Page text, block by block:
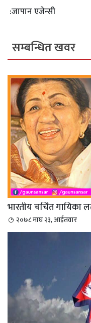
:जापान एजेन्सी
सम्बन्धित खवर
भारतीय चर्चित
२०७८ माघ २३, आईतवार